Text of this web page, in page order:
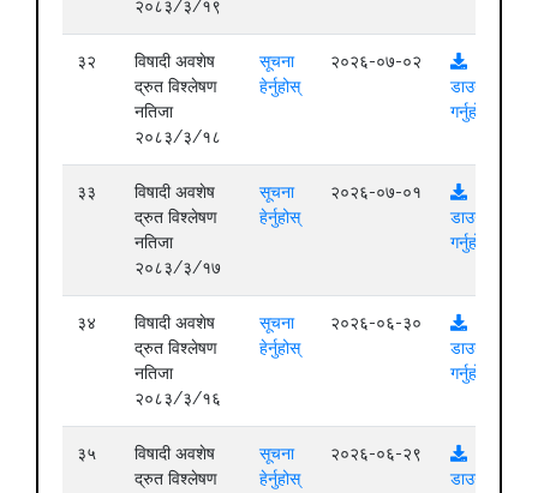
२०८३/३/१९
३२
विषादी अवशेष
द्रुत विश्लेषण
नतिजा
२०८३/३/१८
सूचना
हेर्नुहोस्
२०२६-०७-०२
डाउनलोड
गर्नुहोस्
३३
विषादी अवशेष
द्रुत विश्लेषण
नतिजा
२०८३/३/१७
सूचना
हेर्नुहोस्
२०२६-०७-०१
डाउनलोड
गर्नुहोस्
३४
विषादी अवशेष
द्रुत विश्लेषण
नतिजा
२०८३/३/१६
सूचना
हेर्नुहोस्
२०२६-०६-३०
डाउनलोड
गर्नुहोस्
३५
विषादी अवशेष
द्रुत विश्लेषण
सूचना
हेर्नुहोस्
२०२६-०६-२९
डाउनलोड